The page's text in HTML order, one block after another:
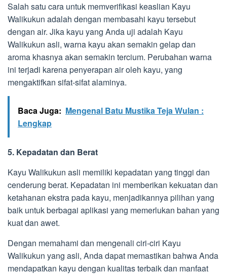
Salah satu cara untuk memverifikasi keaslian Kayu
Walikukun adalah dengan membasahi kayu tersebut
dengan air. Jika kayu yang Anda uji adalah Kayu
Walikukun asli, warna kayu akan semakin gelap dan
aroma khasnya akan semakin tercium. Perubahan warna
ini terjadi karena penyerapan air oleh kayu, yang
mengaktifkan sifat-sifat alaminya.
Baca Juga: Mengenal Batu Mustika Teja Wulan :
Lengkap
5. Kepadatan dan Berat
Kayu Walikukun asli memiliki kepadatan yang tinggi dan
cenderung berat. Kepadatan ini memberikan kekuatan dan
ketahanan ekstra pada kayu, menjadikannya pilihan yang
baik untuk berbagai aplikasi yang memerlukan bahan yang
kuat dan awet.
Dengan memahami dan mengenali ciri-ciri Kayu
Walikukun yang asli, Anda dapat memastikan bahwa Anda
mendapatkan kayu dengan kualitas terbaik dan manfaat